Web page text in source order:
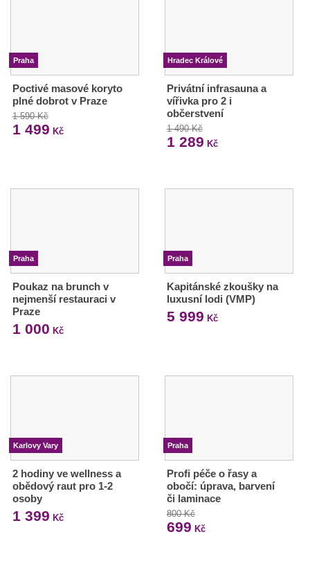
Praha
Poctivé masové koryto
plné dobrot v Praze
1 590 Kč
1 499 Kč
Hradec Králové
Privátní infrasauna a
vířivka pro 2 i
občerstvení
1 490 Kč
1 289 Kč
Praha
Poukaz na brunch v
nejmenší restauraci v
Praze
1 000 Kč
Praha
Kapitánské zkoušky na
luxusní lodi (VMP)
5 999 Kč
Karlovy Vary
2 hodiny ve wellness a
obědový raut pro 1-2
osoby
1 399 Kč
Praha
Profi péče o řasy a
obočí: úprava, barvení
či laminace
800 Kč
699 Kč